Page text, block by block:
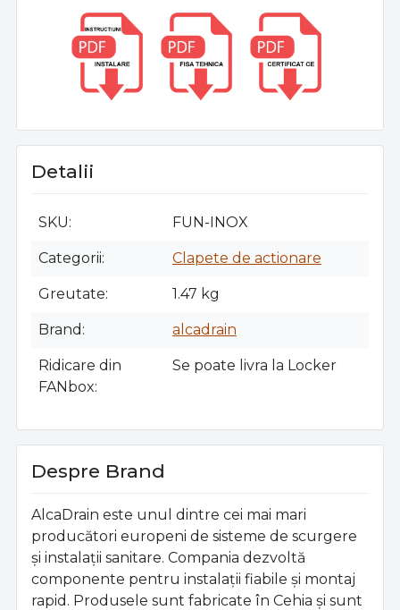
Detalii
SKU FUN-INOX
Categorii Clapete de actionare
Greutate 1.47 kg
Brand alcadrain
Ridicare din
FANbox
Se poate livra la Locker
Despre Brand
AlcaDrain este unul dintre cei mai mari
producători europeni de sisteme de scurgere
și instalații sanitare. Compania dezvoltă
componente pentru instalații fiabile și montaj
rapid. Produsele sunt fabricate în Cehia și sunt